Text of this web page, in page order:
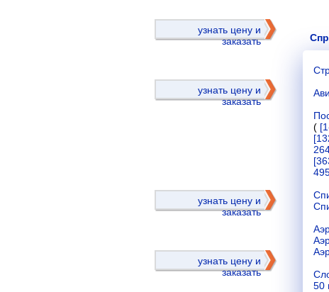
узнать цену и
заказать
узнать цену и
заказать
узнать цену и
заказать
узнать цену и
заказать
(
50